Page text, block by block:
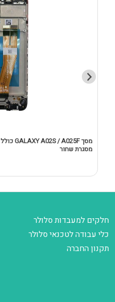
מסך GALAXY A02S / A025F כולל
מסגרת שחור
חלקים למעבדות סלולר
כלי עבודה לטכנאי סלולר
תקנון החברה